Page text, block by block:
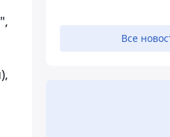
Все